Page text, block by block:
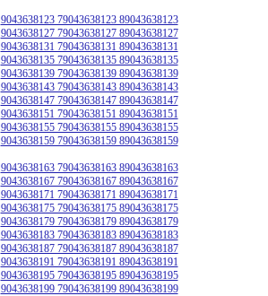
9043638123 79043638123 89043638123
9043638127 79043638127 89043638127
9043638131 79043638131 89043638131
9043638135 79043638135 89043638135
9043638139 79043638139 89043638139
9043638143 79043638143 89043638143
9043638147 79043638147 89043638147
9043638151 79043638151 89043638151
9043638155 79043638155 89043638155
9043638159 79043638159 89043638159
9043638163 79043638163 89043638163
9043638167 79043638167 89043638167
9043638171 79043638171 89043638171
9043638175 79043638175 89043638175
9043638179 79043638179 89043638179
9043638183 79043638183 89043638183
9043638187 79043638187 89043638187
9043638191 79043638191 89043638191
9043638195 79043638195 89043638195
9043638199 79043638199 89043638199